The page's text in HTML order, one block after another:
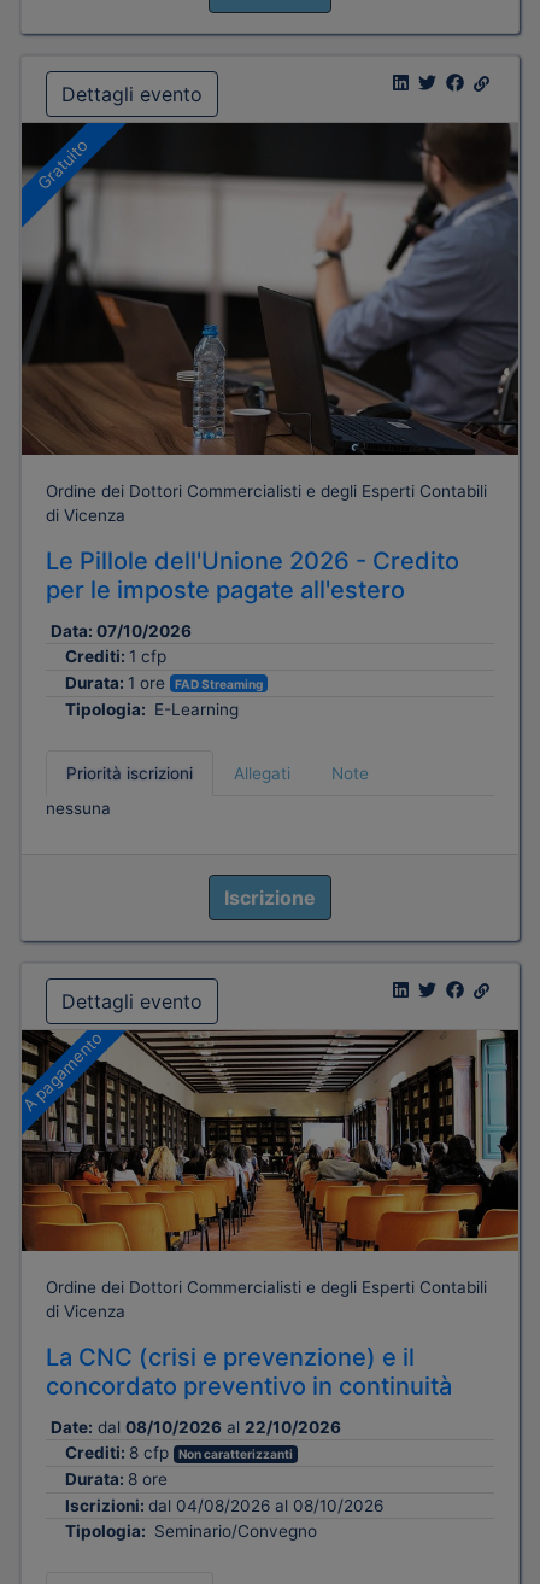
Dettagli evento
Gratuito
Ordine dei Dottori Commercialisti e degli Esperti Contabili
di Vicenza
Le Pillole dell'Unione 2026 - Credito
per le imposte pagate all'estero
Data: 07/10/2026
Crediti: 1 cfp
Durata: 1 ore FAD Streaming
Tipologia: E-Learning
Priorità iscrizioni Allegati
Note
nessuna
Iscrizione
Dettagli evento
A pagamento
Ordine dei Dottori Commercialisti e degli Esperti Contabili
di Vicenza
La CNC (crisi e prevenzione) e il
concordato preventivo in continuità
Date: dal 08/10/2026 al 22/10/2026
Crediti: 8 cfp Non caratterizzanti
Durata: 8 ore
Iscrizioni: dal 04/08/2026 al 08/10/2026
Tipologia: Seminario/Convegno